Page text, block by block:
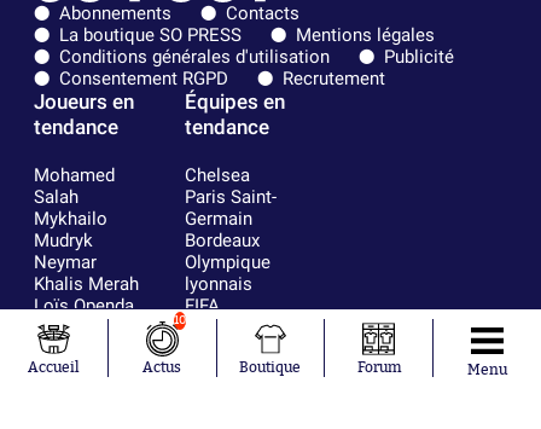
Abonnements
Contacts
La boutique SO PRESS
Mentions légales
Conditions générales d'utilisation
Publicité
Consentement RGPD
Recrutement
Joueurs en
tendance
Mohamed
Salah
Mykhailo
Mudryk
Neymar
Khalis Merah
Loïs Openda
Moussa
Niakhaté
Nicolás
Équipes en
tendance
Chelsea
Paris Saint-
Germain
Bordeaux
Olympique
lyonnais
FIFA
Real Madrid
RC Strasbourg
AC Milan
Accueil
10
Actus Boutique Forum Menu